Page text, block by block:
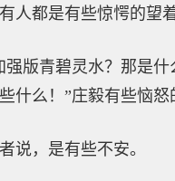
人都是有些惊愕的望
强版青碧灵水？那是
什么！”庄毅有些恼怒
说，是有些不安。